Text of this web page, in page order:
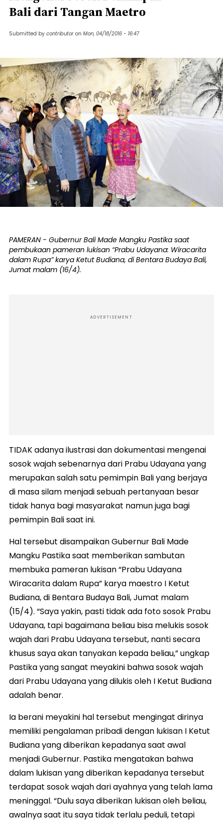
Bali dari Tangan Maetro
Submitted by contributor on Mon, 04/18/2016 - 16:47
PAMERAN - Gubernur Bali Made Mangku Pastika saat
pembukaan pameran lukisan “Prabu Udayana: Wiracarita
dalam Rupa” karya Ketut Budiana, di Bentara Budaya Bali,
Jumat malam (16/4).
ADVERTISEMENT
TIDAK adanya ilustrasi dan dokumentasi mengenai
sosok wajah sebenarnya dari Prabu Udayana yang
merupakan salah satu pemimpin Bali yang berjaya
di masa silam menjadi sebuah pertanyaan besar
tidak hanya bagi masyarakat namun juga bagi
pemimpin Bali saat ini.
Hal tersebut disampaikan Gubernur Bali Made
Mangku Pastika saat memberikan sambutan
membuka pameran lukisan “Prabu Udayana
Wiracarita dalam Rupa” karya maestro I Ketut
Budiana, di Bentara Budaya Bali, Jumat malam
(15/4). “Saya yakin, pasti tidak ada foto sosok Prabu
Udayana, tapi bagaimana beliau bisa melukis sosok
wajah dari Prabu Udayana tersebut, nanti secara
khusus saya akan tanyakan kepada beliau,” ungkap
Pastika yang sangat meyakini bahwa sosok wajah
dari Prabu Udayana yang dilukis oleh I Ketut Budiana
adalah benar.
Ia berani meyakini hal tersebut mengingat dirinya
memiliki pengalaman pribadi dengan lukisan I Ketut
Budiana yang diberikan kepadanya saat awal
menjadi Gubernur. Pastika mengatakan bahwa
dalam lukisan yang diberikan kepadanya tersebut
terdapat sosok wajah dari ayahnya yang telah lama
meninggal. “Dulu saya diberikan lukisan oleh beliau,
awalnya saat itu saya tidak terlalu peduli, tetapi